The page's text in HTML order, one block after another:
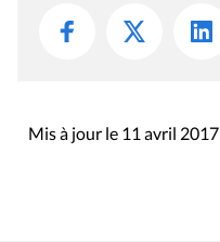
Mis à jour le 11 avril 2017